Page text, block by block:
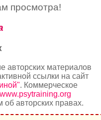
просмотра!
авторских материалов
ссылки на сайт
. Коммерческое
www.psytraining.org
об авторских правах.